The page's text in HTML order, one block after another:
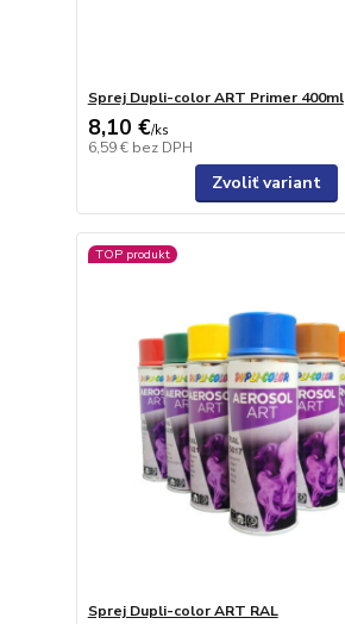
Sprej Dupli-color ART Primer 400ml
8,10 €/ks
6,59 € bez DPH
Zvoliť variant
TOP produkt
Sprej Dupli-color ART RAL